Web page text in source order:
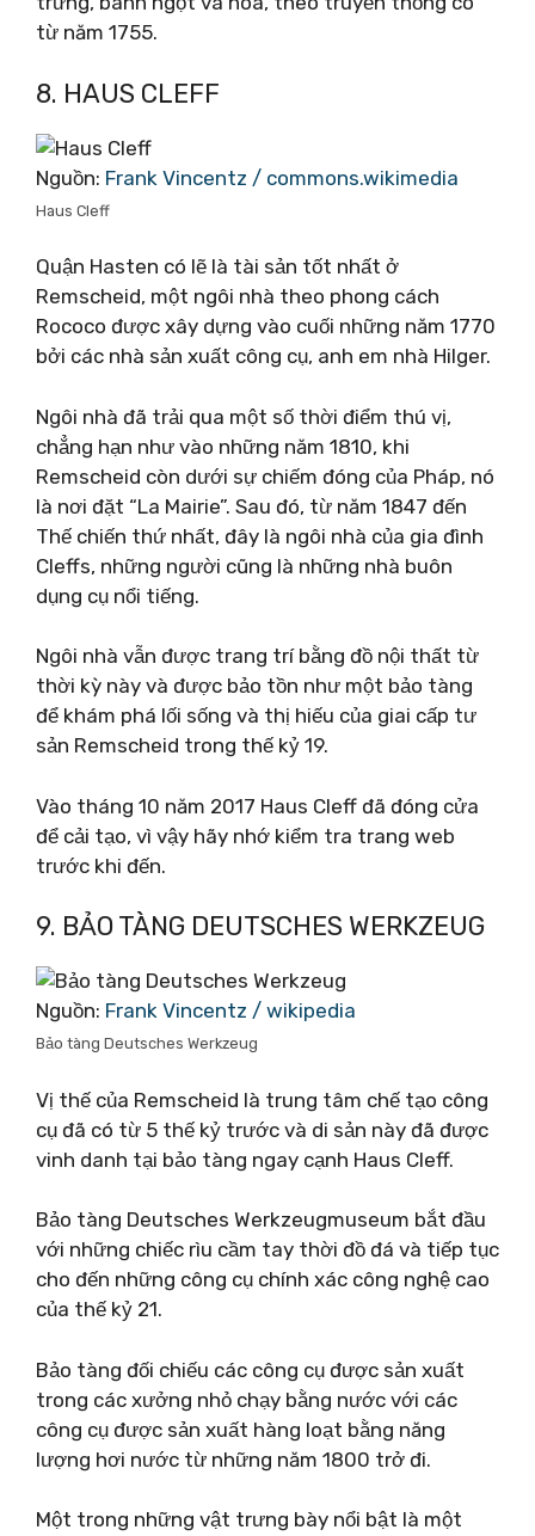
từ năm 1755.
8. HAUS CLEFF
Nguồn: Frank Vincentz / commons.wikimedia
Haus Cleff
Quận Hasten có lẽ là tài sản tốt nhất ở
Remscheid, một ngôi nhà theo phong cách
Rococo được xây dựng vào cuối những năm 1770
bởi các nhà sản xuất công cụ, anh em nhà Hilger.
Ngôi nhà đã trải qua một số thời điểm thú vị,
chẳng hạn như vào những năm 1810, khi
Remscheid còn dưới sự chiếm đóng của Pháp, nó
là nơi đặt “La Mairie”. Sau đó, từ năm 1847 đến
Thế chiến thứ nhất, đây là ngôi nhà của gia đình
Cleffs, những người cũng là những nhà buôn
dụng cụ nổi tiếng.
Ngôi nhà vẫn được trang trí bằng đồ nội thất từ ​​
thời kỳ này và được bảo tồn như một bảo tàng
để khám phá lối sống và thị hiếu của giai cấp tư
sản Remscheid trong thế kỷ 19.
Vào tháng 10 năm 2017 Haus Cleff đã đóng cửa
để cải tạo, vì vậy hãy nhớ kiểm tra trang web
trước khi đến.
9. BẢO TÀNG DEUTSCHES WERKZEUG
Nguồn: Frank Vincentz / wikipedia
Bảo tàng Deutsches Werkzeug
Vị thế của Remscheid là trung tâm chế tạo công
cụ đã có từ 5 thế kỷ trước và di sản này đã được
vinh danh tại bảo tàng ngay cạnh Haus Cleff.
Bảo tàng Deutsches Werkzeugmuseum bắt đầu
với những chiếc rìu cầm tay thời đồ đá và tiếp tục
cho đến những công cụ chính xác công nghệ cao
của thế kỷ 21.
Bảo tàng đối chiếu các công cụ được sản xuất
trong các xưởng nhỏ chạy bằng nước với các
công cụ được sản xuất hàng loạt bằng năng
lượng hơi nước từ những năm 1800 trở đi.
Một trong những vật trưng bày nổi bật là một